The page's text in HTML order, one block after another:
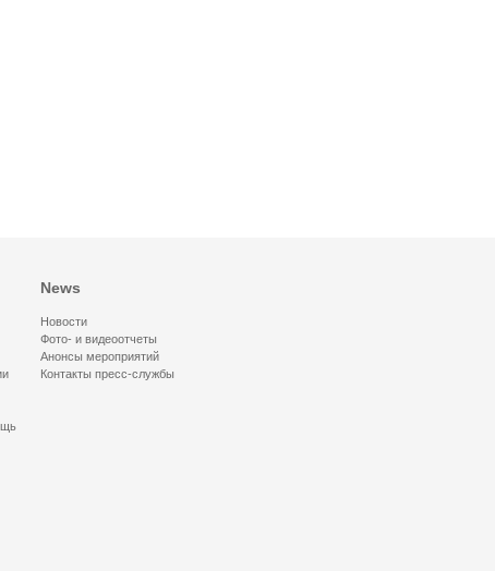
News
Новости
Фото- и видеоотчеты
Анонсы мероприятий
Контакты пресс-службы